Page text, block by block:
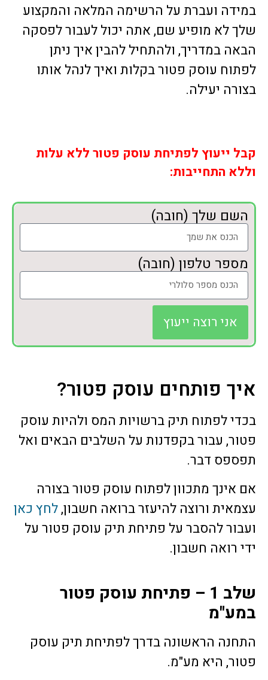
במידה ועברת על הרשימה המלאה והמקצוע
שלך לא מופיע שם, אתה יכול לעבור לפסקה
הבאה במדריך, ולהתחיל להבין איך ניתן
לפתוח עוסק פטור בקלות ואיך לנהל אותו
בצורה יעילה.
קבל ייעוץ לפתיחת עוסק פטור ללא עלות
וללא התחייבות:
השם שלך (חובה)
מספר טלפון (חובה)
אני רוצה ייעוץ
איך פותחים עוסק פטור?
בכדי לפתוח תיק ברשויות המס ולהיות עוסק
פטור, עבור בקפדנות על השלבים הבאים ואל
תפספס דבר.
אם אינך מתכוון לפתוח עוסק פטור בצורה
עצמאית ורוצה להיעזר ברואה חשבון,לחץ כאן
ועבור להסבר על פתיחת תיק עוסק פטור על
ידי רואה חשבון.
שלב 1 – פתיחת עוסק פטור
במע"מ
התחנה הראשונה בדרך לפתיחת תיק עוסק
פטור, היא מע"מ.